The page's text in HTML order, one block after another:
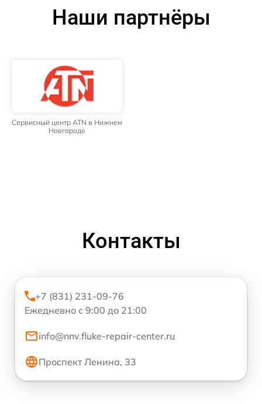
Наши партнёры
Сервисный центр ATN в Нижнем
Новгороде
Контакты
+7 (831) 231-09-76
Ежедневно с 9:00 до 21:00
info@nnv.fluke-repair-center.ru
Проспект Ленина, 33